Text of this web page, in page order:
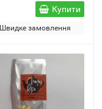
Купити
Швидке замовлення